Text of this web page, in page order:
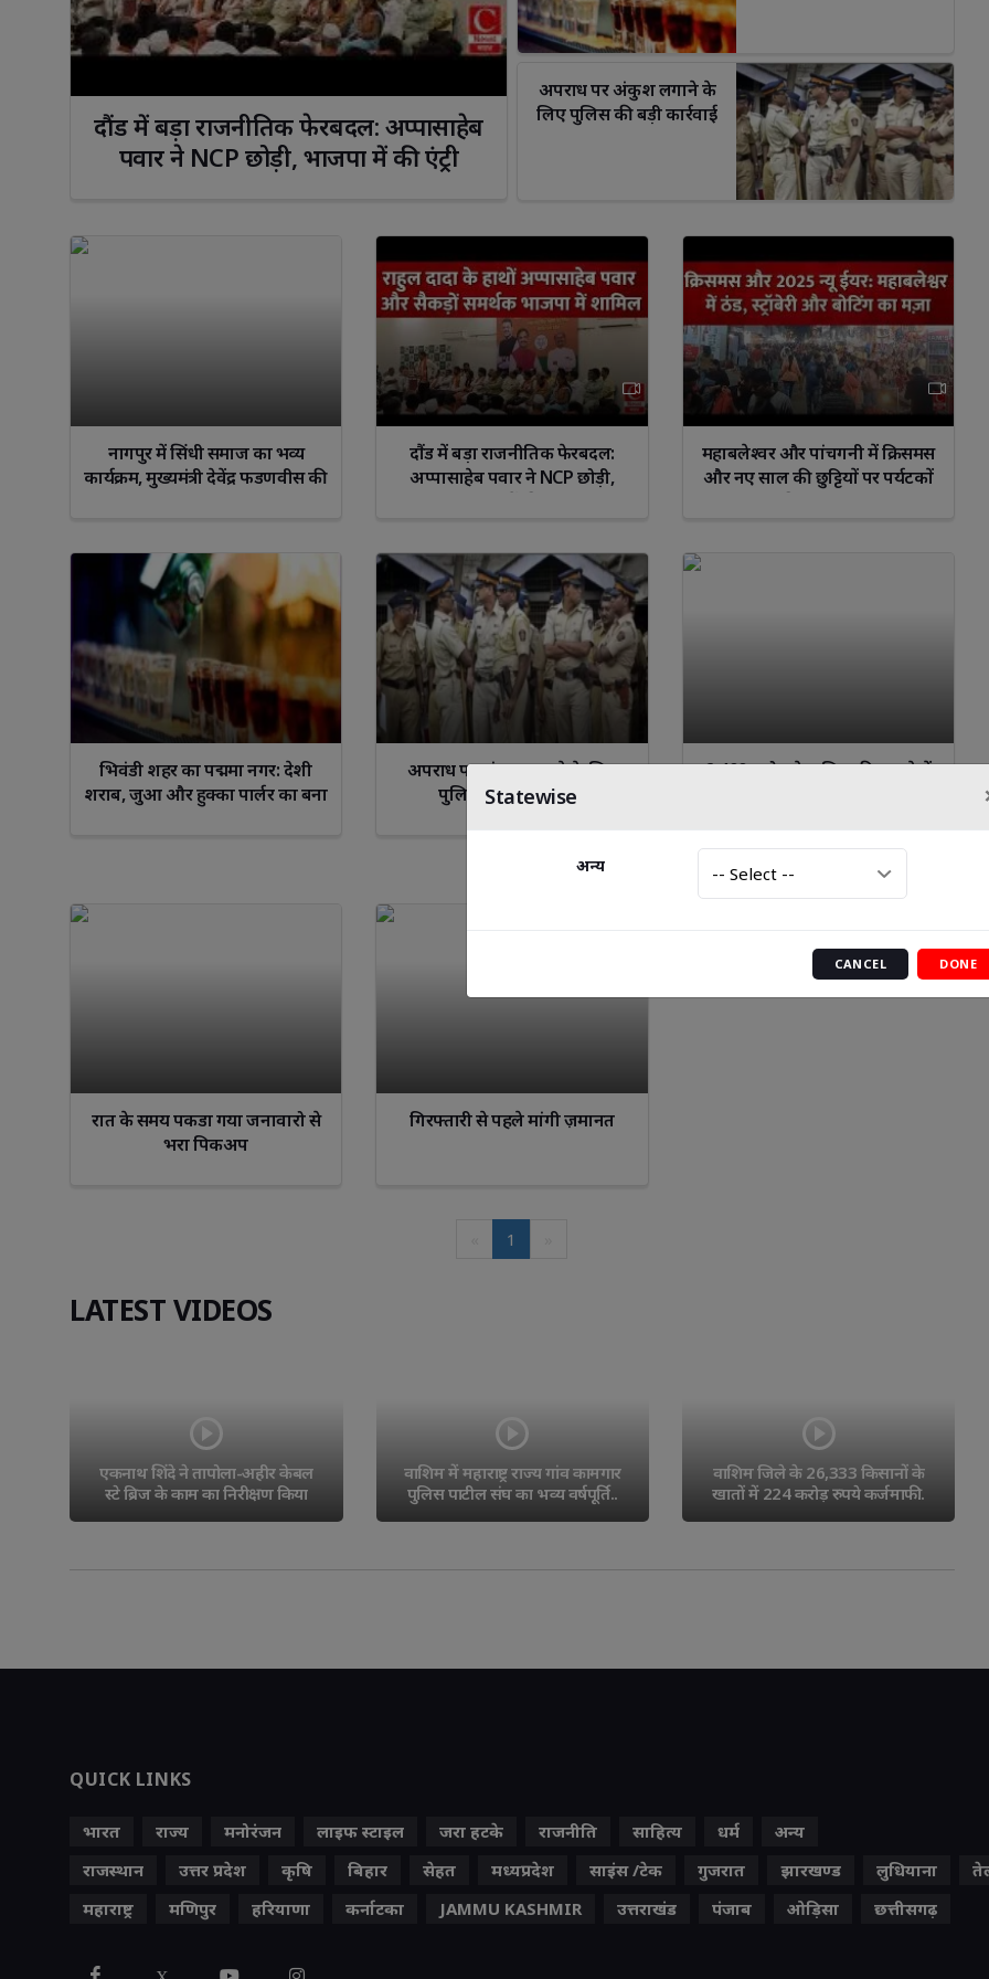
दौंड में बड़ा राजनीतिक फेरबदल: अप्पासाहेब
पवार ने NCP छोड़ी, भाजपा में की एंट्री
अपराध पर अंकुश लगाने के
लिए पुलिस की बड़ी कार्रवाई
नागपुर में सिंधी समाज का भव्य
कार्यक्रम, मुख्यमंत्री देवेंद्र फडणवीस की
दौंड में बड़ा राजनीतिक फेरबदल:
अप्पासाहेब पवार ने NCP छोड़ी,
महाबलेश्वर और पांचगनी में क्रिसमस
और नए साल की छुट्टियों पर पर्यटकों
भिवंडी शहर का पद्ममा नगर: देशी
शराब, जुआ और हुक्का पार्लर का बना
अपराध पर अंकुश लगाने के लिए
पुलिस की बड़ी कार्रवाई
2,400 करोड़ से अधिक की मामले में
रात के समय पकडा गया जनावारो से
भरा पिकअप
गिरफ्तारी से पहले मांगी ज़मानत
1
LATEST VIDEOS
एकनाथ शिंदे ने तापोला-अहीर केबल
स्टे ब्रिज के काम का निरीक्षण किया
वाशिम में महाराष्ट्र राज्य गांव कामगार
पुलिस पाटील संघ का भव्य वर्षपूर्ति..
वाशिम जिले के 26,333 किसानों के
खातों में 224 करोड़ रुपये कर्जमाफी..
Facebook WhatsApp Facebook WhatsApp
Libra Scorpio Sagittarius
QUICK LINKS
भारत राज्य मनोरंजन लाइफ स्‍टाइल जरा हटके राजनीति साहित्य धर्म
अन्य
राजस्थान
उत्तर प्रदेश कृषि बिहार सेहत मध्यप्रदेश साइंस /टेक गुजरात झारखण्ड लुधियाना
महाराष्ट्र
मणिपुर हरियाणा कर्नाटका JAMMU KASHMIR उत्तराखंड पंजाब ओड़िसा छत्तीसगढ़
Statewise
अन्य
CANCEL DONE